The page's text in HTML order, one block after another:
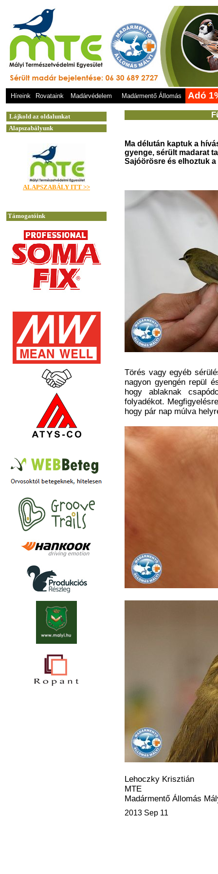
Híreink Rovataink Madárvédelem Madármentő Állomás Adó
Ma délután kaptuk a
gyenge, sérült madarat
Sajóörösre és elhoztuk
Törés vagy egyéb
nagyon gyengén repül
hogy ablaknak
folyadékot.
hogy pár nap múlva
Lehoczky Krisztián
MTE
Madármentő Állomás
2013 Sep 11